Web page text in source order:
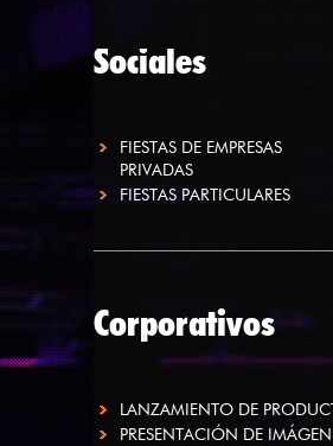
Sociales
FIESTAS DE EMPRESAS
PRIVADAS
FIESTAS PARTICULARES
Corporativos
LANZAMIENTO DE
PRESENTACIÓN DE